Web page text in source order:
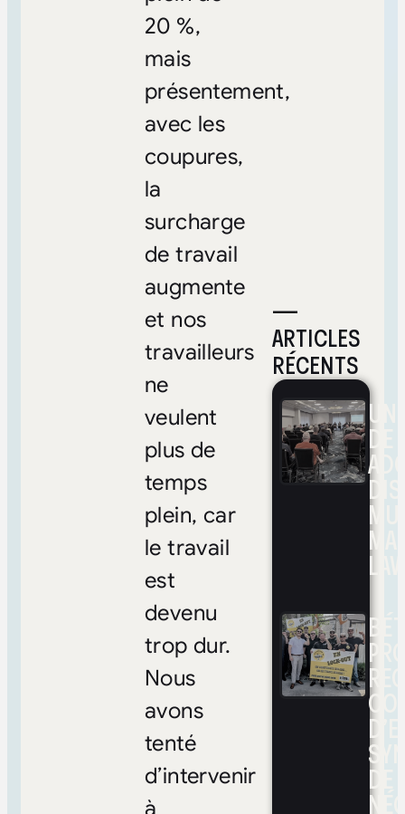
—
ARTICLES
RÉCENTS
DE
DE
20 %,
mais
présentement,
avec les
coupures,
la
surcharge
de travail
augmente
et nos
travailleurs
ne
veulent
plus de
temps
plein, car
le travail
est
devenu
trop dur.
Nous
avons
tenté
d’intervenir